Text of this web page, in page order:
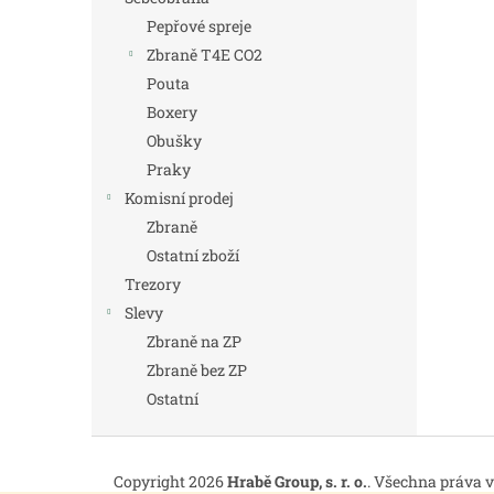
Pepřové spreje
Zbraně T4E CO2
Pouta
Boxery
Obušky
Praky
Komisní prodej
Zbraně
Ostatní zboží
Trezory
Slevy
Zbraně na ZP
Zbraně bez ZP
Ostatní
Copyright 2026Hrabě Group, s. r. o.. Všechna práva